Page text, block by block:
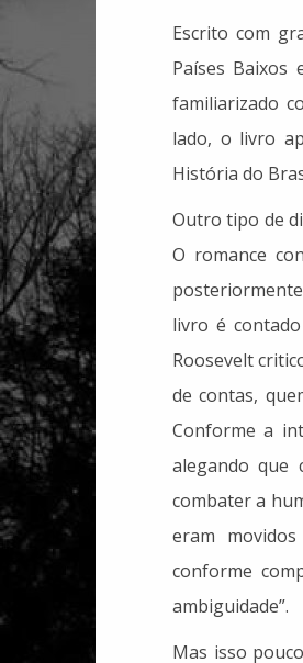
Escrito com
Países Baixos
familiarizado
lado, o livro
História do
Outro tipo de
O romance
livro é
Roosevelt
de contas,
Conforme a
alegando que
combater a
eram
conforme
ambiguidade”.
Mas isso